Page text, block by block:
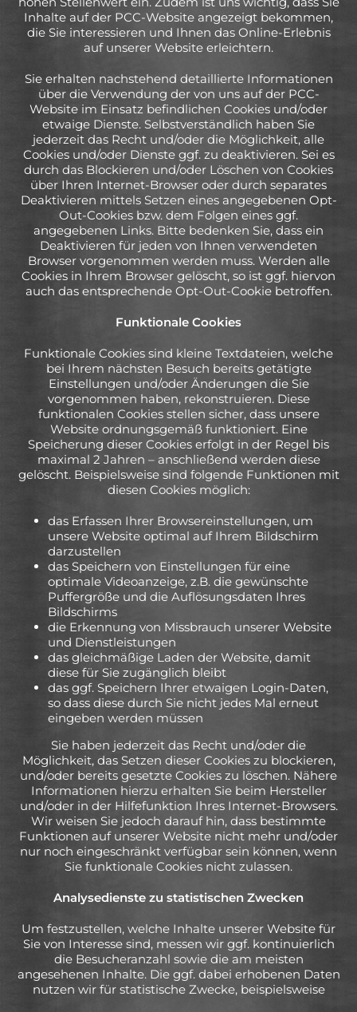
Inhalte auf der PCC-Website angezeigt bekommen,
die Sie interessieren und Ihnen das Online-Erlebnis
auf unserer Website erleichtern.
Sie erhalten nachstehend detaillierte Informationen
über die Verwendung der von uns auf der PCC-
Website im Einsatz befindlichen Cookies und/oder
etwaige Dienste. Selbstverständlich haben Sie
jederzeit das Recht und/oder die Möglichkeit, alle
Cookies und/oder Dienste ggf. zu deaktivieren. Sei es
durch das Blockieren und/oder Löschen von Cookies
über Ihren Internet-Browser oder durch separates
Deaktivieren mittels Setzen eines angegebenen Opt-
Out-Cookies bzw. dem Folgen eines ggf.
angegebenen Links. Bitte bedenken Sie, dass ein
Deaktivieren für jeden von Ihnen verwendeten
Browser vorgenommen werden muss. Werden alle
Cookies in Ihrem Browser gelöscht, so ist ggf. hiervon
auch das entsprechende Opt-Out-Cookie betroffen.
Funktionale Cookies
Funktionale Cookies sind kleine Textdateien, welche
bei Ihrem nächsten Besuch bereits getätigte
Einstellungen und/oder Änderungen die Sie
vorgenommen haben, rekonstruieren. Diese
funktionalen Cookies stellen sicher, dass unsere
Website ordnungsgemäß funktioniert. Eine
Speicherung dieser Cookies erfolgt in der Regel bis
maximal 2 Jahren – anschließend werden diese
gelöscht. Beispielsweise sind folgende Funktionen mit
diesen Cookies möglich:
das Erfassen Ihrer Browsereinstellungen, um
unsere Website optimal auf Ihrem Bildschirm
darzustellen
das Speichern von Einstellungen für eine
optimale Videoanzeige, z.B. die gewünschte
Puffergröße und die Auflösungsdaten Ihres
Bildschirms
die Erkennung von Missbrauch unserer Website
und Dienstleistungen
das gleichmäßige Laden der Website, damit
diese für Sie zugänglich bleibt
das ggf. Speichern Ihrer etwaigen Login-Daten,
so dass diese durch Sie nicht jedes Mal erneut
eingeben werden müssen
Sie haben jederzeit das Recht und/oder die
Möglichkeit, das Setzen dieser Cookies zu blockieren,
und/oder bereits gesetzte Cookies zu löschen. Nähere
Informationen hierzu erhalten Sie beim Hersteller
und/oder in der Hilfefunktion Ihres Internet-Browsers.
Wir weisen Sie jedoch darauf hin, dass bestimmte
Funktionen auf unserer Website nicht mehr und/oder
nur noch eingeschränkt verfügbar sein können, wenn
Sie funktionale Cookies nicht zulassen.
Analysedienste zu statistischen Zwecken
Um festzustellen, welche Inhalte unserer Website für
Sie von Interesse sind, messen wir ggf. kontinuierlich
die Besucheranzahl sowie die am meisten
angesehenen Inhalte. Die ggf. dabei erhobenen Daten
nutzen wir für statistische Zwecke, beispielsweise